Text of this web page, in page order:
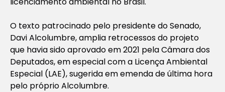
O texto patrocinado pelo presidente do Senado,
Davi Alcolumbre, amplia retrocessos do projeto
que havia sido aprovado em 2021 pela Câmara dos
Deputados, em especial com a Licença Ambiental
Especial (LAE), sugerida em emenda de última hora
pelo próprio Alcolumbre.